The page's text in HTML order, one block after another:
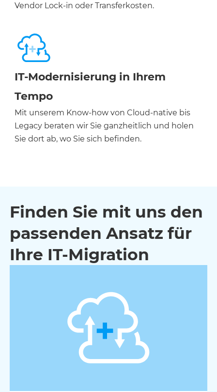
Vendor Lock-in oder Transferkosten.
IT-Modernisierung in Ihrem
Tempo
Mit unserem Know-how von Cloud-native bis
Legacy beraten wir Sie ganzheitlich und holen
Sie dort ab, wo Sie sich befinden.
Finden Sie mit uns den
passenden Ansatz für
Ihre IT-Migration